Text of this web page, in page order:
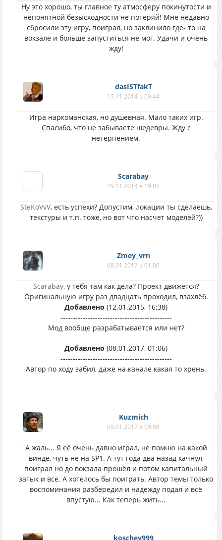
Ну это хорошо, ты главное ту атмосферу покинутости и
непонятной безысходности не потеряй! Мне недавно
сбросили эту игру, поиграл, но заклинило где- то на
вокзале и больше запуститься не мог. Удачи и очень
жду!
dasISTfakT
17.11.2014 в 09:44
Игра наркоманская, но душевная. Мало таких игр.
Спасибо, что не забываете шедевры. Жду с
нетерпением.
Scarabay
29.11.2014 в 19:05
SteKoVvV, есть успехи? Допустим, локации ты сделаешь,
текстуры и т.п. тоже, но вот что насчет моделей?))
Zmey_vrn
08.01.2017 в 01:06
Scarabay, у тебя там как дела? Проект движется?
Оригинальную игру раз двадцать проходил, взахлёб.
Добавлено (12.01.2015, 16:38)
---------------------------------------------
Мод вообще разрабатывается или нет?
Добавлено (08.01.2017, 01:06)
---------------------------------------------
Автор по ходу забил, даже на канале какая то хрень.
Kuzmich
09.01.2017 в 09:08
А жаль... Я её очень давно играл, не помню на какой
винде, чуть не на SP1. А тут года два назад качнул,
поиграл но до вокзала прошёл и потом капитальный
затык и всё. А хотелось бы поиграть. Автор темы только
воспоминания разбередил и надежду подал и всё
впустую... Как теперь жить...
koschey999